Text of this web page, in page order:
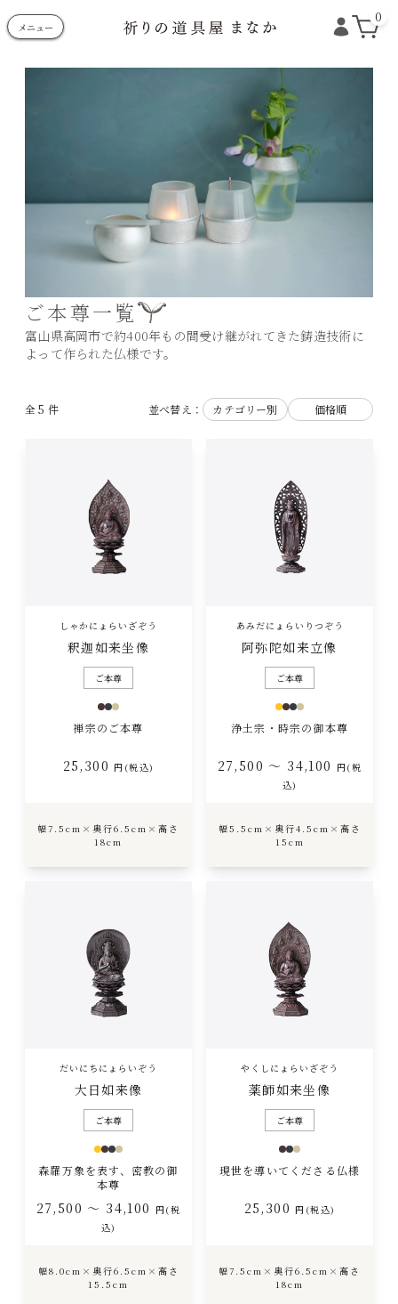
メニュー
0
ご本尊一覧
富山県高岡市で約400年もの間受け継がれてきた鋳造技術に
よって作られた仏様です。
全 5 件 並べ替え： カテゴリー別 価格順
しゃかにょらいざぞう
釈迦如来坐像
ご本尊
禅宗のご本尊
25,300 円(税込)
幅7.5cm×奥行6.5cm×高さ
18cm
あみだにょらいりつぞう
阿弥陀如来立像
ご本尊
浄土宗・時宗の御本尊
27,500 ～ 34,100 円(税
込)
幅5.5cm×奥行4.5cm×高さ
15cm
だいにちにょらいぞう
大日如来像
ご本尊
森羅万象を表す、密教の御
本尊
27,500 ～ 34,100 円(税
込)
幅8.0cm×奥行6.5cm×高さ
15.5cm
やくしにょらいざぞう
薬師如来坐像
ご本尊
現世を導いてくださる仏様
25,300 円(税込)
幅7.5cm×奥行6.5cm×高さ
18cm